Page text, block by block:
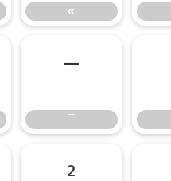
«
¯
¯